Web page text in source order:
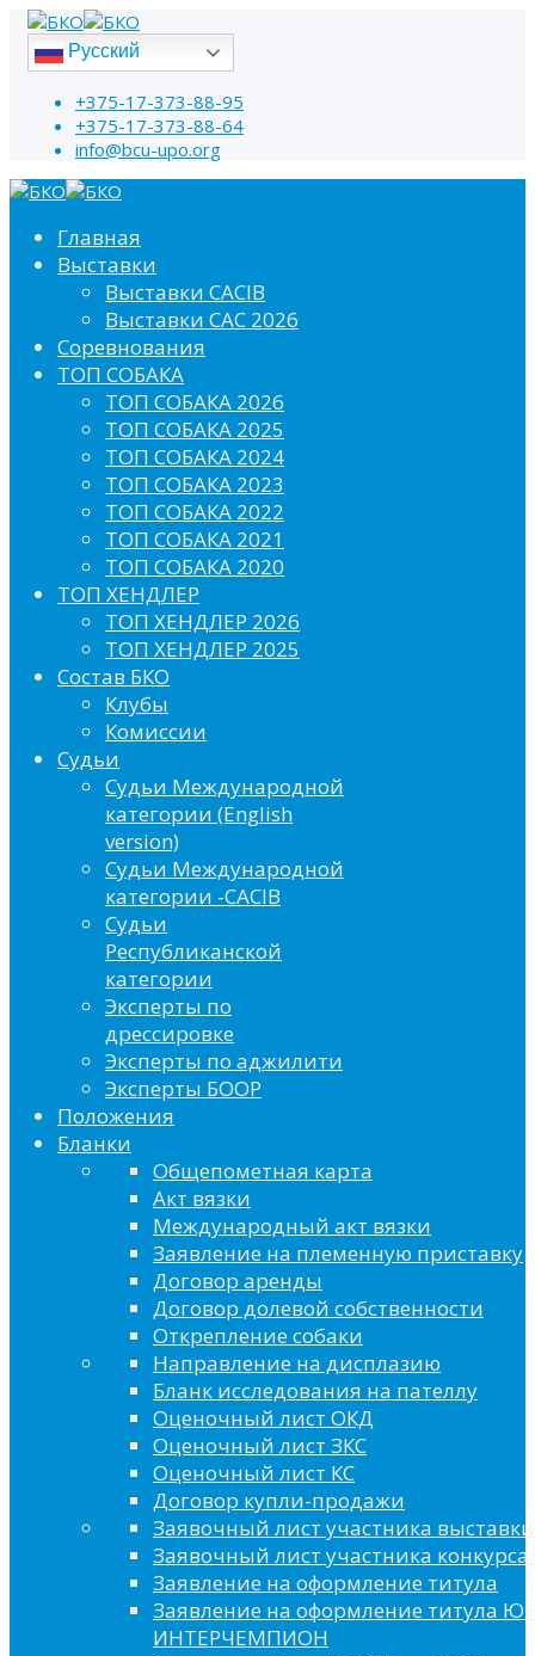
Русский
+375-17-373-88-95
+375-17-373-88-64
info@bcu-upo.org
Главная
Выставки
Выставки CACIB
Выставки САС 2026
Соревнования
ТОП СОБАКА
ТОП СОБАКА 2026
ТОП СОБАКА 2025
ТОП СОБАКА 2024
ТОП СОБАКА 2023
ТОП СОБАКА 2022
ТОП СОБАКА 2021
ТОП СОБАКА 2020
ТОП ХЕНДЛЕР
ТОП ХЕНДЛЕР 2026
ТОП ХЕНДЛЕР 2025
Состав БКО
Клубы
Комиссии
Судьи
Судьи Международной
категории (English
version)
Судьи Международной
категории -CACIB
Судьи
Республиканской
категории
Эксперты по
дрессировке
Эксперты по аджилити
Эксперты БООР
Положения
Бланки
Общепометная карта
Акт вязки
Международный акт вязки
Заявление на племенную приставку
Договор аренды
Договор долевой собственности
Открепление собаки
Направление на дисплазию
Бланк исследования на пателлу
Оценочный лист ОКД
Оценочный лист ЗКС
Оценочный лист КС
Договор купли-продажи
Заявочный лист участника выставки
Заявочный лист участника конкурса
Заявление на оформление титула
Заявление на оформление титула
ИНТЕРЧЕМПИОН